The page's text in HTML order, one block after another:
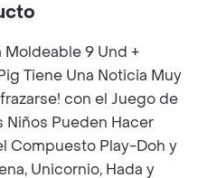
Moldeable 9 Und +
Tiene Una Noticia Muy
con el Juego de
Niños Pueden Hacer
Compuesto Play-Doh y
Unicornio, Hada y